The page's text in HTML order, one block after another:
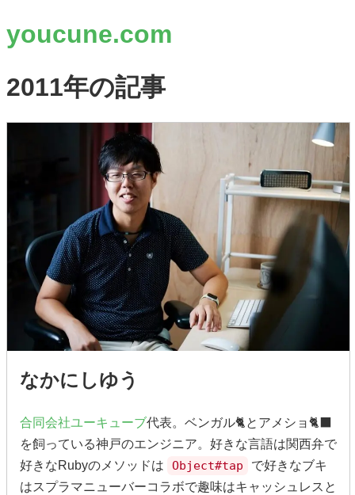
youcune.com
2011年の記事
なかにしゆう
合同会社ユーキューブ代表。ベンガル🐈とアメショ🐈‍⬛
を飼っている神戸のエンジニア。好きな言語は関西弁で
好きなRubyのメソッドは
Object#tap
で好きなブキ
はスプラマニューバーコラボで趣味はキャッシュレスと